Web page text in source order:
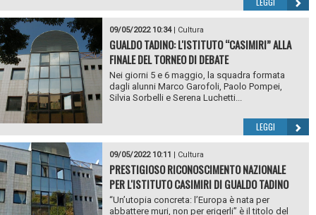
09/05/2022 10:34| Cultura
GUALDO TADINO: L'ISTITUTO “CASIMIRI” ALLA
FINALE DEL TORNEO DI DEBATE
Nei giorni 5 e 6 maggio, la squadra formata
dagli alunni Marco Garofoli, Paolo Pompei,
Silvia Sorbelli e Serena Luchetti...
LEGGI
09/05/2022 10:11 Cultura
PRESTIGIOSO RICONOSCIMENTO NAZIONALE
PER L'ISTITUTO CASIMIRI DI GUALDO TADINO
“Un’utopia concreta: l’Europa è nata per
abbattere muri, non per erigerli” è il titolo del